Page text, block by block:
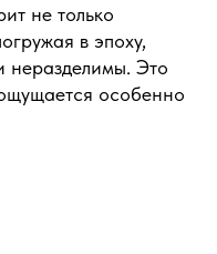
не только
в эпоху,
неразделимы. Это
особенно